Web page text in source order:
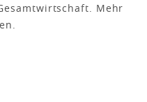
Mehr